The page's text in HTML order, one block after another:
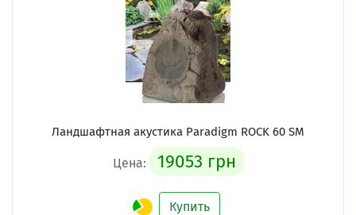
Ландшафтная акустика Paradigm ROCK 60 SM
Цена: 19053 грн
Купить